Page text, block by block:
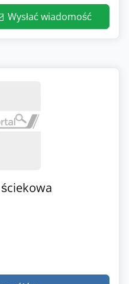
Wysłać wiadomość